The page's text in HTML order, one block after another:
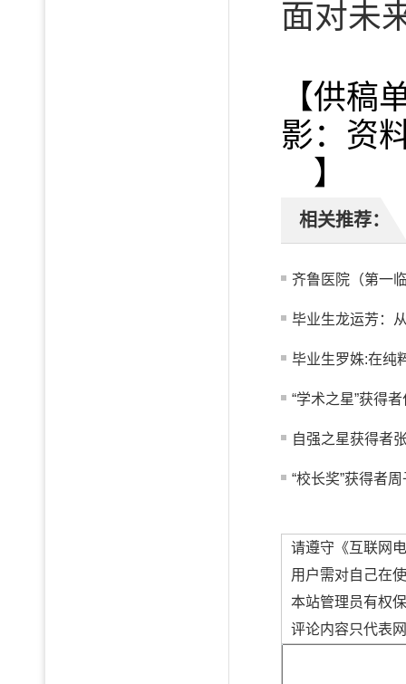
面对未
【供
影：资
】
相关推荐：
齐鲁医院（第一
毕业生龙运芳：
毕业生罗姝:在纯
“学术之星”获得
自强之星获得者
“校长奖”获得者
请遵守《互联网
用户需对自己在
本站管理员有权
评论内容只代表